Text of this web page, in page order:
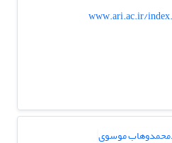
www.ari.ac.ir/